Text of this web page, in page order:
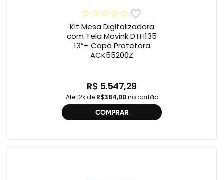
Kit Mesa Digitalizadora
com Tela Movink DTH135
13”+ Capa Protetora
ACK55200Z
R$ 5.547,29
Até 12x de R$384,00no cartão
COMPRAR